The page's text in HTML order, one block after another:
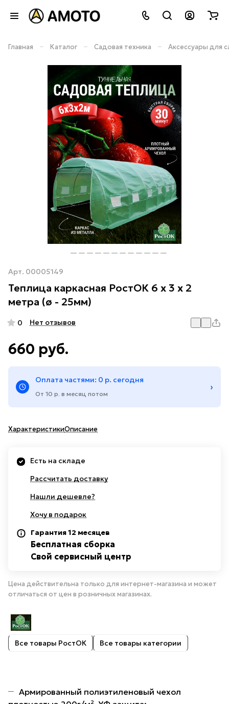
Главная – Каталог – Садовая техника – Аксессуары для
Арт. 00005149
Теплица каркасная РостОК 6 x 3 x 2
метра (ø - 25мм)
0 Нет отзывов
660 руб.
Оплата частями: 0 р. сегодня
От 10 р. в месяц потом
›
ХарактеристикиОписание
Есть на складе
Рассчитать доставку
Нашли дешевле?
Хочу в подарок
Гарантия 12 месяцев
Бесплатная сборка
Свой сервисный центр
Цена действительна только для интернет-магазина и может
отличаться от цен в розничных магазинах.
Все товары РостОК Все товары категории
Армированный полиэтиленовый чехол